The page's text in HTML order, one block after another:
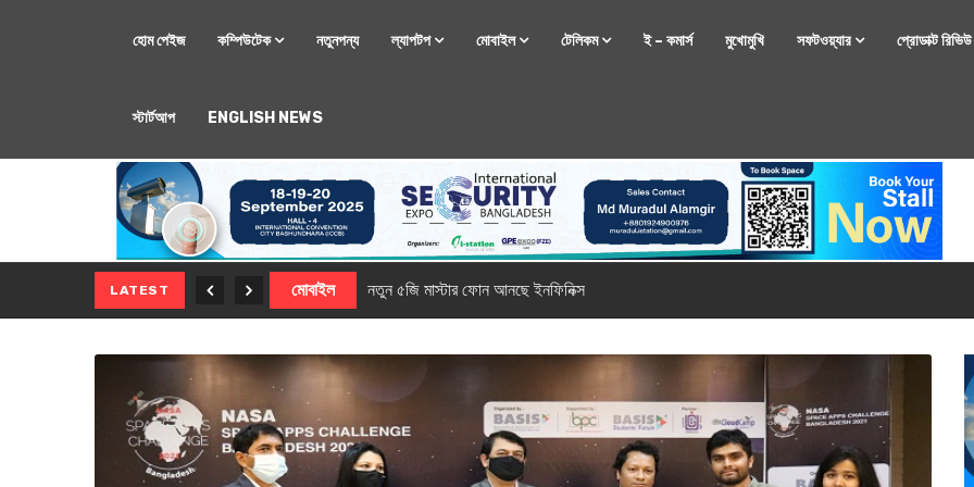
হোম পেইজ কম্পিউটেক নতুনপন্য ল্যাপটপ মোবাইল টেলিকম ই – কমার্স মুখোমুখি সফটওয়্যার প্রোডাক্ট রিভিউ
স্টার্টআপ ENGLISH NEWS
LATEST মোবাইল নতুন ৫জি মাস্টার ফোন আনছে ইনফিনিক্স